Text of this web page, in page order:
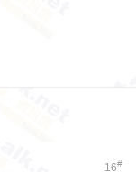
16#